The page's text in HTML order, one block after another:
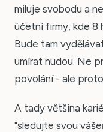
miluje svobodu a
účetní firmy, kde 8
Bude tam
umírat nudou. Ne
povolání - ale
A tady většina
"sledujte svou